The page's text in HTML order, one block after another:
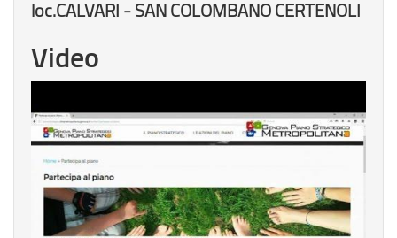
loc.CALVARI - SAN COLOMBANO CERTENOLI
Video